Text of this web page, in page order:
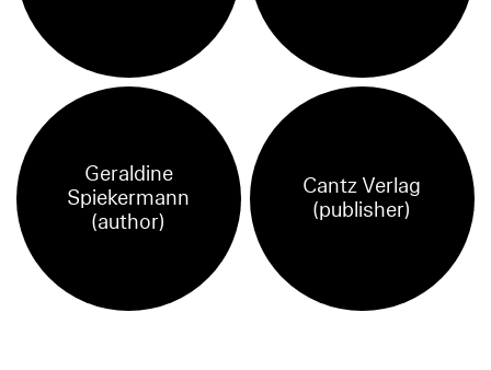
Geraldine
Spiekermann
(author)
Cantz Verlag
(publisher)